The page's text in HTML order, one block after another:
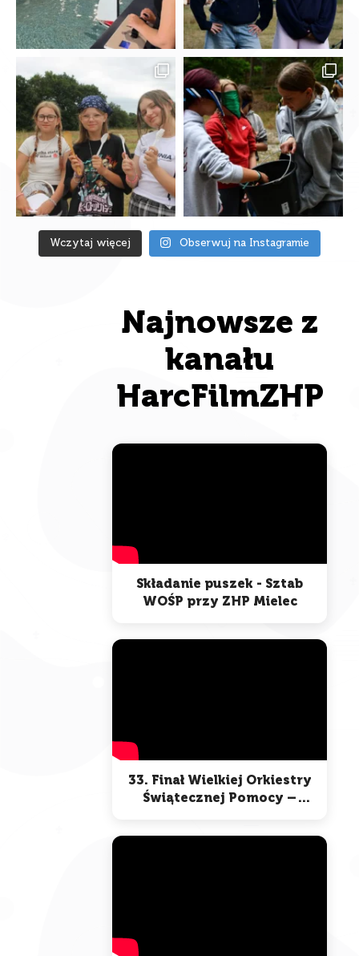
Wczytaj więcej Obserwuj na Instagramie
Najnowsze z
kanału
HarcFilmZHP
Składanie puszek - Sztab
WOŚP przy ZHP Mielec
33. Finał Wielkiej Orkiestry
Świątecznej Pomocy –